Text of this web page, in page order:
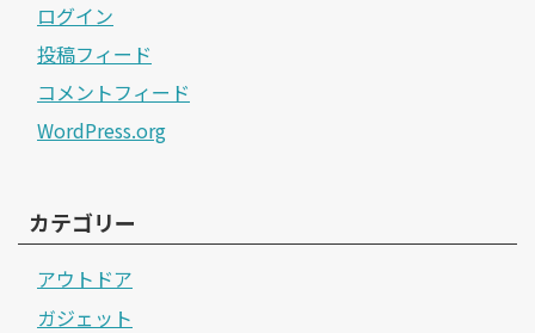
ログイン
投稿フィード
コメントフィード
WordPress.org
カテゴリー
アウトドア
ガジェット